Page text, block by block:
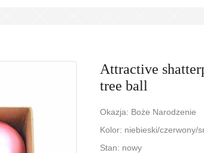
Attractive
tree ball
Okazja: Boże Narodzenie
Kolor: niebieski/czerwony/
Stan: nowy